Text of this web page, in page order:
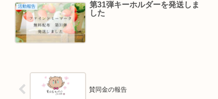
活動報告
第31弾キーホルダーを発送しま
した
賛同金の報告